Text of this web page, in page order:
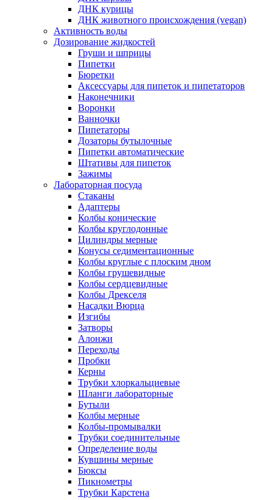
ДНК курицы
ДНК животного происхождения (vegan)
Активность воды
Дозирование жидкостей
Груши и шприцы
Пипетки
Бюретки
Аксессуары для пипеток и пипетаторов
Наконечники
Воронки
Ванночки
Пипетаторы
Дозаторы бутылочные
Пипетки автоматические
Штативы для пипеток
Зажимы
Лабораторная посуда
Стаканы
Адаптеры
Колбы конические
Колбы круглодонные
Цилиндры мерные
Конусы седиментационные
Колбы круглые с плоским дном
Колбы грушевидные
Колбы сердцевидные
Колбы Дрекселя
Насадки Вюрца
Изгибы
Затворы
Алонжи
Переходы
Пробки
Керны
Трубки хлоркальциевые
Шланги лабораторные
Бутыли
Колбы мерные
Колбы-промывалки
Трубки соединительные
Определение воды
Кувшины мерные
Бюксы
Пикнометры
Трубки Карстена